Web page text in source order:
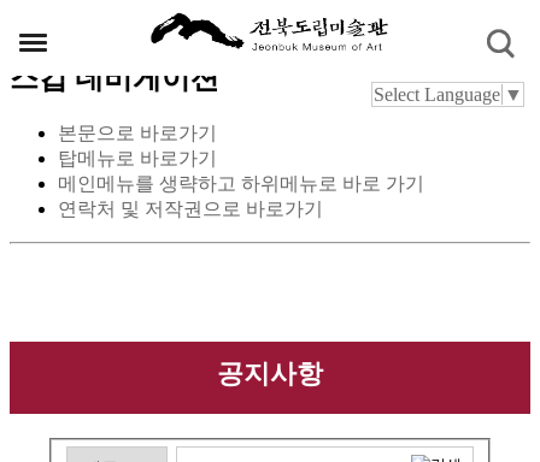
스킵 네비게이션
본문으로 바로가기
탑메뉴로 바로가기
메인메뉴를 생략하고 하위메뉴로 바로 가기
연락처 및 저작권으로 바로가기
Select Language ▼
공지사항